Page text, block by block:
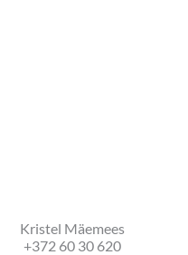
Kristel Mäemees
+372 60 30 620